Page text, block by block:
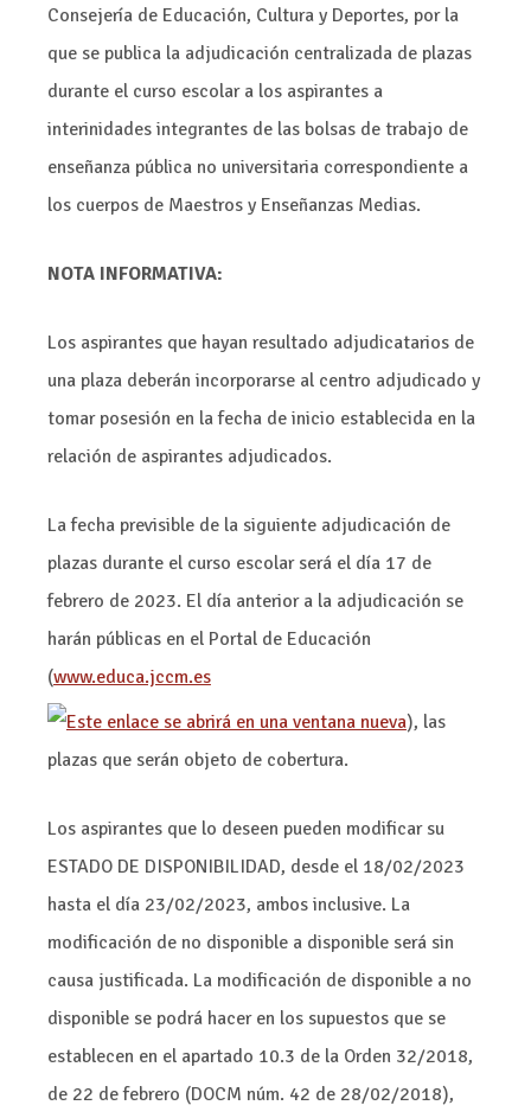
Consejería de Educación, Cultura y Deportes, por la
que se publica la adjudicación centralizada de plazas
durante el curso escolar a los aspirantes a
interinidades integrantes de las bolsas de trabajo de
enseñanza pública no universitaria correspondiente a
los cuerpos de Maestros y Enseñanzas Medias.
NOTA INFORMATIVA:
Los aspirantes que hayan resultado adjudicatarios de
una plaza deberán incorporarse al centro adjudicado y
tomar posesión en la fecha de inicio establecida en la
relación de aspirantes adjudicados.
La fecha previsible de la siguiente adjudicación de
plazas durante el curso escolar será el día 17 de
febrero de 2023. El día anterior a la adjudicación se
harán públicas en el Portal de Educación
(www.educa.jccm.es
), las
plazas que serán objeto de cobertura.
Los aspirantes que lo deseen pueden modificar su
ESTADO DE DISPONIBILIDAD, desde el 18/02/2023
hasta el día 23/02/2023, ambos inclusive. La
modificación de no disponible a disponible será sin
causa justificada. La modificación de disponible a no
disponible se podrá hacer en los supuestos que se
establecen en el apartado 10.3 de la Orden 32/2018,
de 22 de febrero (DOCM núm. 42 de 28/02/2018),